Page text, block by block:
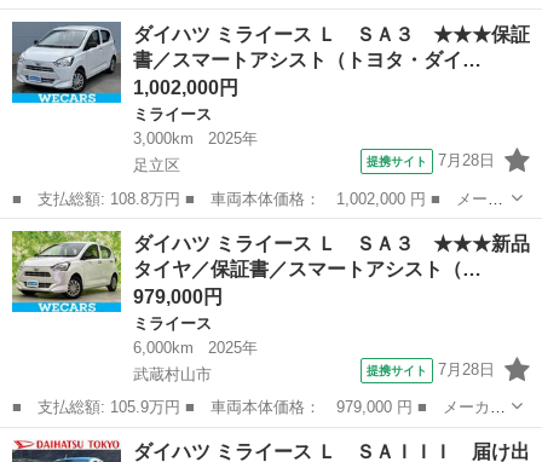
名： ダイハツ ■ 車種名： ミライース ■ グレード名： Ｘ フ
ル装備、オートマ、電動格納ミラー、キーレス、ＣＤ ■ 排気量：
660cc ■...
神奈川 平塚市 ミライース
ダイハツ ミライース Ｌ ＳＡ３ ★★★保証
書／スマートアシスト（トヨタ・ダイ…
1,002,000円
ミライース
3,000km
2025年
足立区
提携サイト 7月28日
■ 支払総額: 108.8万円 ■ 車両本体価格： 1,002,000 円 ■ メーカ
ー名： ダイハツ ■ 車種名： ミライース ■ グレード名： Ｌ
ＳＡ３ ★★★保証書／スマートアシスト（トヨタ・ダイハツ）／Ａ
ＢＳ／横...
東京 足立区 ミライース
ダイハツ ミライース Ｌ ＳＡ３ ★★★新品
タイヤ／保証書／スマートアシスト（…
979,000円
ミライース
6,000km
2025年
武蔵村山市
提携サイト 7月28日
■ 支払総額: 105.9万円 ■ 車両本体価格： 979,000 円 ■ メーカー
名： ダイハツ ■ 車種名： ミライース ■ グレード名： Ｌ Ｓ
Ａ３ ★★★新品タイヤ／保証書／スマートアシスト（トヨタ・ダイ
東京 武蔵村山市 ミライース
ダイハツ ミライース Ｌ ＳＡＩＩＩ 届け出